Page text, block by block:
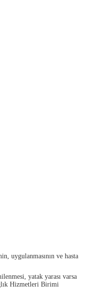
uygulanmasının ve hasta
yatak yarası varsa
Hizmetleri Birimi